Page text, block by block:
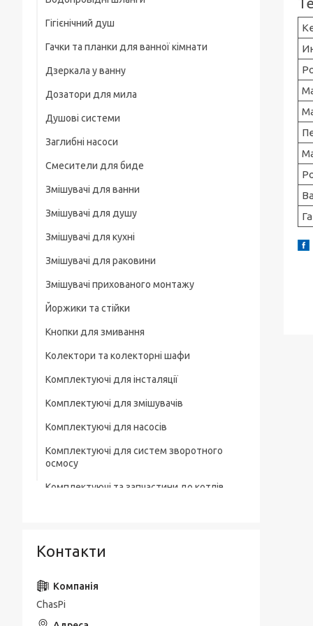
Для смартфонів
На груди / плече / пояс
Штативні головки
Магнітні тримачі
Для велосипеда, мотоцикла
Гігієнічний душ
Гачки та планки для ванної кімнати
Дзеркала у ванну
Дозатори для мила
Душові системи
Заглибні насоси
Смесители для биде
Змішувачі для ванни
Змішувачі для душу
Змішувачі для кухні
Змішувачі для раковини
Змішувачі прихованого монтажу
Йоржики та стійки
Кнопки для змивання
Колектори та колекторні шафи
Комплектуючі для інсталяції
Комплектуючі для змішувачів
Комплектуючі для насосів
Комплектуючі для систем зворотного
осмосу
Комплектуючі та запчастини до котлів
Лотки для зливної каналізації
Мильниці
Монтажні елементи
Контакти
ChasPi